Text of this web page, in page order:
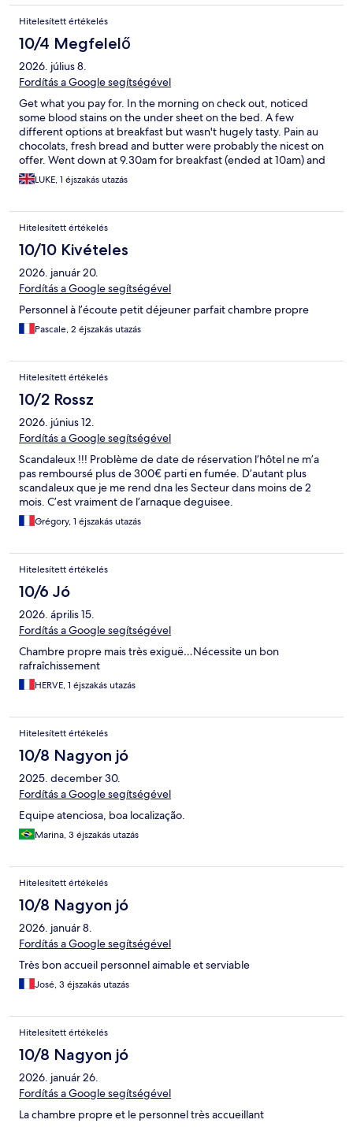
Hitelesített értékelés
10/4 Megfelelő
2026. július 8.
Fordítás a Google segítségével
Get what you pay for. In the morning on check out, noticed
some blood stains on the under sheet on the bed. A few
different options at breakfast but wasn't hugely tasty. Pain au
chocolats, fresh bread and butter were probably the nicest on
offer. Went down at 9.30am for breakfast (ended at 10am) and
they were slow on topping the food up. It was very busy due to
the concert at the arena with lots heading down around this
LUKE, 1 éjszakás utazás
Hitelesített értékelés
10/10 Kivételes
2026. január 20.
Fordítás a Google segítségével
Personnel à l’écoute petit déjeuner parfait chambre propre
Pascale, 2 éjszakás utazás
Hitelesített értékelés
10/2 Rossz
2026. június 12.
Fordítás a Google segítségével
Scandaleux !!! Problème de date de réservation l’hôtel ne m’a
pas remboursé plus de 300€ parti en fumée. D’autant plus
scandaleux que je me rend dna les Secteur dans moins de 2
mois. C’est vraiment de l’arnaque deguisee.
Grégory, 1 éjszakás utazás
Hitelesített értékelés
10/6 Jó
2026. április 15.
Fordítás a Google segítségével
Chambre propre mais très exiguë…Nécessite un bon
rafraîchissement
HERVE, 1 éjszakás utazás
Hitelesített értékelés
10/8 Nagyon jó
2025. december 30.
Fordítás a Google segítségével
Equipe atenciosa, boa localização.
Marina, 3 éjszakás utazás
Hitelesített értékelés
10/8 Nagyon jó
2026. január 8.
Fordítás a Google segítségével
Très bon accueil personnel aimable et serviable
José, 3 éjszakás utazás
Hitelesített értékelés
10/8 Nagyon jó
2026. január 26.
Fordítás a Google segítségével
La chambre propre et le personnel très accueillant